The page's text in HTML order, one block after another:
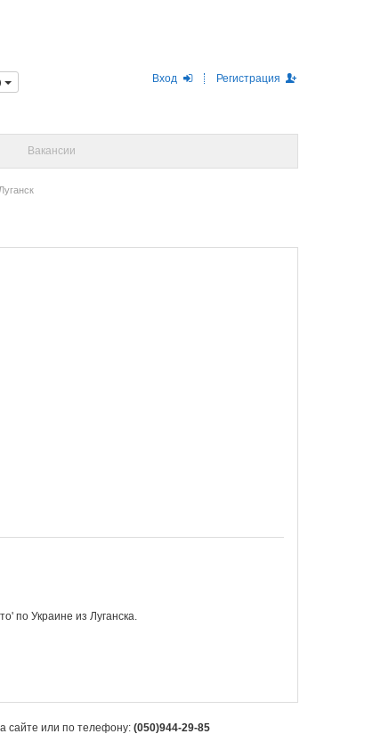
Вход Регистрация
Вакансии
по Украине из Луганска.
сайте или по телефону: (050)944-29-85